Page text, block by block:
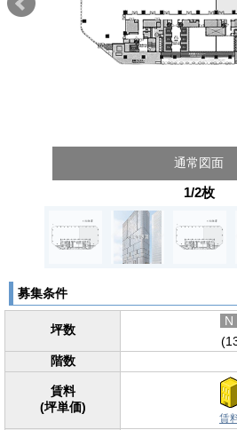
通常図面
1/2枚
募集条件
坪数
N
階数
賃料
(坪単価)
賃